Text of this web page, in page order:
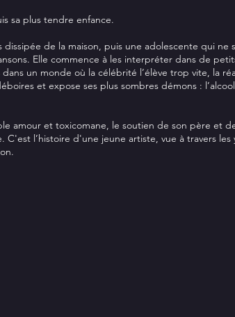
sa plus tendre enfance.
de la maison, puis une adolescente qui ne
Elle commence à les interpréter dans de
un monde où la célébrité l’élève trop vite, la
et expose ses plus sombres démons :
amour et toxicomane, le soutien de son père et
C'est l’histoire d'une jeune artiste, vue à travers les